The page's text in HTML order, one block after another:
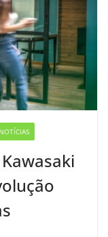
NOTÍCIAS